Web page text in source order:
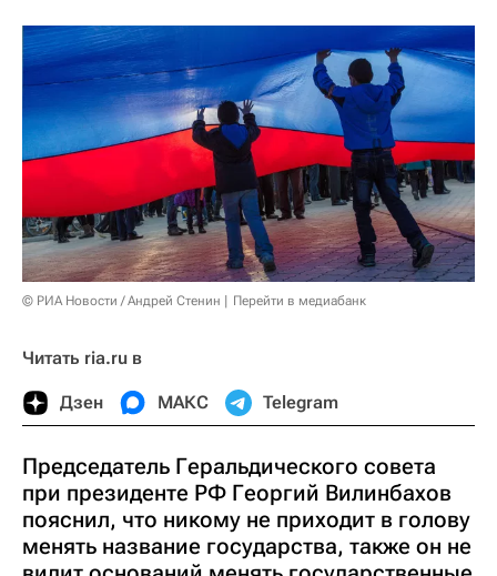
© РИА Новости / Андрей Стенин Перейти в медиабанк
Читать ria.ru в
Дзен МАКС Telegram
Председатель Геральдического совета
при президенте РФ Георгий Вилинбахов
пояснил, что никому не приходит в голову
менять название государства, также он не